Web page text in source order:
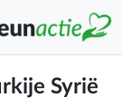
Syrië